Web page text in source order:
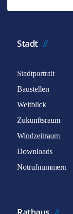
Stadt
Stadtportrait
Baustellen
Weitblick
Zukunftsraum
Windzeitraum
Downloads
Notrufnummern